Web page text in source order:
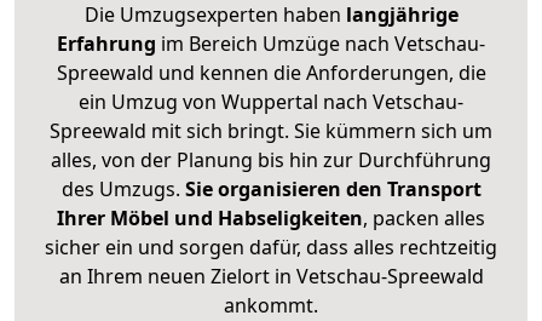
Die Umzugsexperten haben langjährige
Erfahrung im Bereich Umzüge nach Vetschau-
Spreewald und kennen die Anforderungen, die
ein Umzug von Wuppertal nach Vetschau-
Spreewald mit sich bringt. Sie kümmern sich um
alles, von der Planung bis hin zur Durchführung
des Umzugs. Sie organisieren den Transport
Ihrer Möbel und Habseligkeiten, packen alles
sicher ein und sorgen dafür, dass alles rechtzeitig
an Ihrem neuen Zielort in Vetschau-Spreewald
ankommt.